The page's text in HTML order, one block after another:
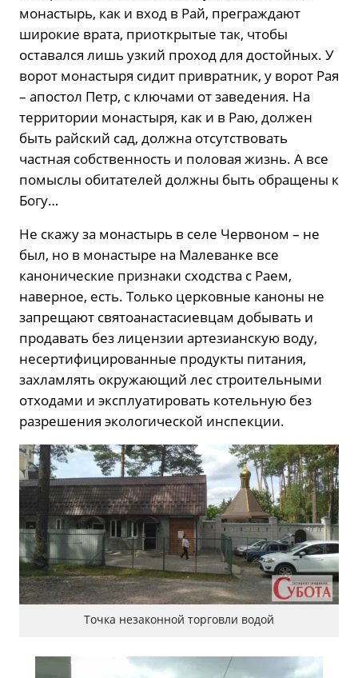
монастырь, как и вход в Рай, преграждают
широкие врата, приоткрытые так, чтобы
оставался лишь узкий проход для достойных. У
ворот монастыря сидит привратник, у ворот Рая
– апостол Петр, с ключами от заведения. На
территории монастыря, как и в Раю, должен
быть райский сад, должна отсутствовать
частная собственность и половая жизнь. А все
помыслы обитателей должны быть обращены к
Богу…
Не скажу за монастырь в селе Червоном – не
был, но в монастыре на Малеванке все
канонические признаки сходства с Раем,
наверное, есть. Только церковные каноны не
запрещают святоанастасиевцам добывать и
продавать без лицензии артезианскую воду,
несертифицированные продукты питания,
захламлять окружающий лес строительными
отходами и эксплуатировать котельную без
разрешения экологической инспекции.
Точка незаконной торговли водой